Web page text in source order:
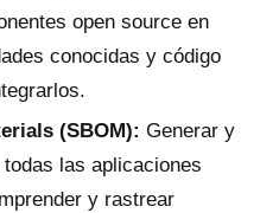
open source en
conocidas y código
(SBOM): Generar y
las aplicaciones
y rastrear